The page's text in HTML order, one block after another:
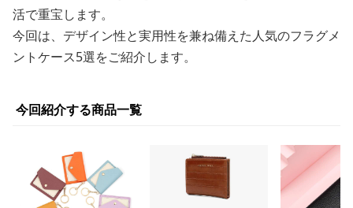
活で重宝します。
今回は、デザイン性と実用性を兼ね備えた人気のフラグメ
ントケース5選をご紹介します。
今回紹介する商品一覧